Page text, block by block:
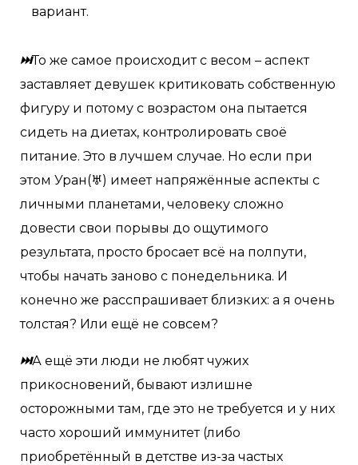
вариант.
⏭То же самое происходит с весом – аспект
заставляет девушек критиковать собственную
фигуру и потому с возрастом она пытается
сидеть на диетах, контролировать своё
питание. Это в лучшем случае. Но если при
этом Уран(♅) имеет напряжённые аспекты с
личными планетами, человеку сложно
довести свои порывы до ощутимого
результата, просто бросает всё на полпути,
чтобы начать заново с понедельника. И
конечно же расспрашивает близких: а я очень
толстая? Или ещё не совсем?
⏭А ещё эти люди не любят чужих
прикосновений, бывают излишне
осторожными там, где это не требуется и у них
часто хороший иммунитет (либо
приобретённый в детстве из-за частых